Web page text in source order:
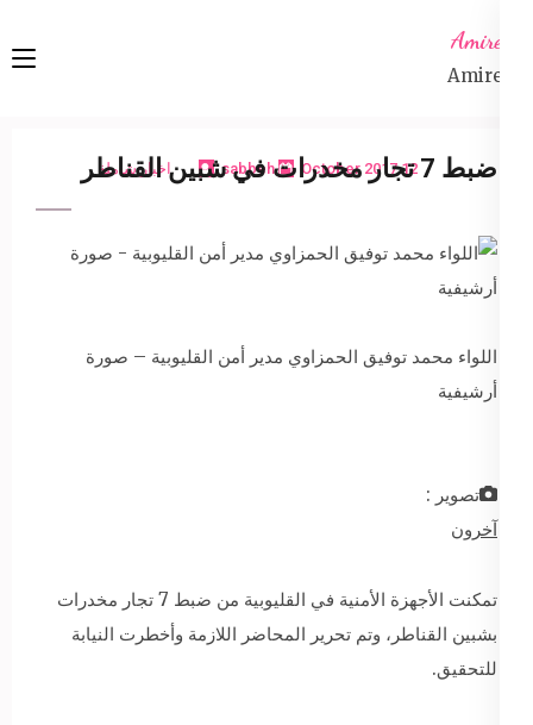
content
Amireta
Amireta
12 October 2017
sabbeh اخبار شاملة ضبط 7 تجار مخدرات في شبين القناطر
اللواء محمد توفيق الحمزاوي مدير أمن القليوبية – صورة
أرشيفية
تصوير :
آخرون
تمكنت الأجهزة الأمنية في القليوبية من ضبط 7 تجار مخدرات
بشبين القناطر، وتم تحرير المحاضر اللازمة وأخطرت النيابة
للتحقيق.